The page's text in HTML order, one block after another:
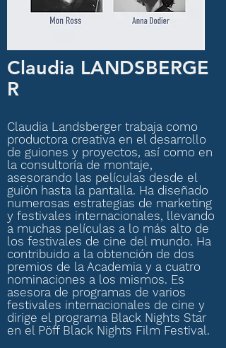
Claudia LANDSBERGE
R
Claudia Landsberger trabaja como
productora creativa en el desarrollo
de guiones y proyectos, así como en
la consultoría de montaje,
asesorando las películas desde el
guión hasta la pantalla. Ha diseñado
numerosas estrategias de marketing
y festivales internacionales, llevando
a muchas películas a lo más alto de
los festivales de cine del mundo. Ha
contribuido a la obtención de dos
premios de la Academia y a cuatro
nominaciones a los mismos. Es
asesora de programas de varios
festivales internacionales de cine y
dirige el programa Black Nights Star
en el Pöff Black Nights Film Festival.